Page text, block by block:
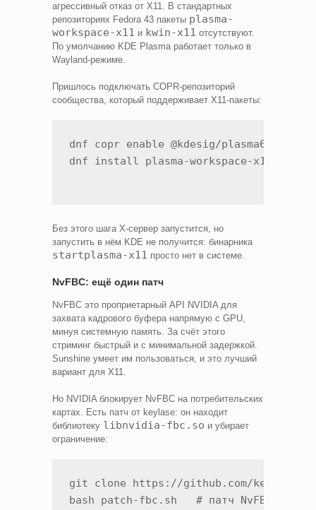
агрессивный отказ от X11. В стандартных
репозиториях Fedora 43 пакеты plasma-
workspace-x11 и kwin-x11 отсутствуют.
По умолчанию KDE Plasma работает только в
Wayland-режиме.
Пришлось подключать COPR-репозиторий
сообщества, который поддерживает X11-пакеты:
dnf copr enable @kdesig/plasma6-x11-
Без этого шага X-сервер запустится, но
запустить в нём KDE не получится: бинарника
startplasma-x11 просто нет в системе.
NvFBC: ещё один патч
NvFBC это проприетарный API NVIDIA для
захвата кадрового буфера напрямую с GPU,
минуя системную память. За счёт этого
стриминг быстрый и с минимальной задержкой.
Sunshine умеет им пользоваться, и это лучший
вариант для X11.
Но NVIDIA блокирует NvFBC на потребительских
картах. Есть патч от keylase: он находит
библиотеку libnvidia-fbc.so и убирает
ограничение:
git clone https://github.com/keylase/
bash patch-fbc.sh   # патч NvFBC